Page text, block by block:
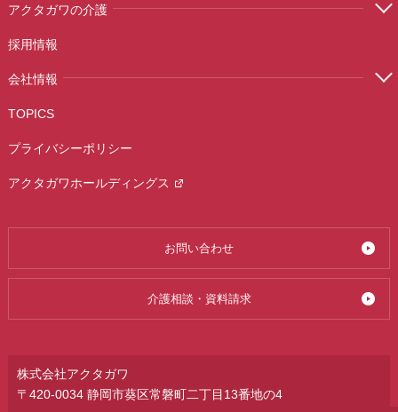
アクタガワの介護
採用情報
会社情報
お問い合わせ
TOPICS
介護相談・資料請求
プライバシーポリシー
アクタガワホールディングス
株式会社アクタガワ
〒420-0034 静岡市葵区常磐町二丁目13番地の4